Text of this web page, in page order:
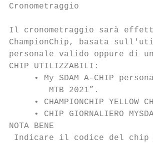
Cronometraggio
Il cronometraggio sarà
ChampionChip, basata
personale valido oppure di
CHIP UTILIZZABILI:
• My SDAM A-CHIP
        MTB 2021”.
• CHAMPIONCHIP YELLOW
• CHIP GIORNALIERO
NOTA BENE
Indicare il codice del chip